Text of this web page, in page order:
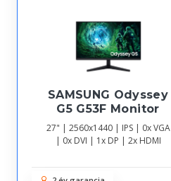
SAMSUNG Odyssey
G5 G53F Monitor
27" | 2560x1440 | IPS | 0x VGA
| 0x DVI | 1x DP | 2x HDMI